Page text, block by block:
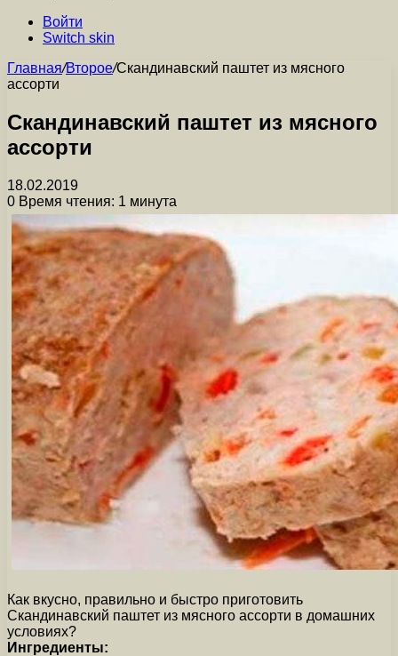
Войти
Switch skin
Главная/Второе/Скандинавский паштет из мясного
ассорти
Скандинавский паштет из мясного
ассорти
18.02.2019
0 Время чтения: 1 минута
Как вкусно, правильно и быстро приготовить
Скандинавский паштет из мясного ассорти в домашних
условиях?
Ингредиенты: